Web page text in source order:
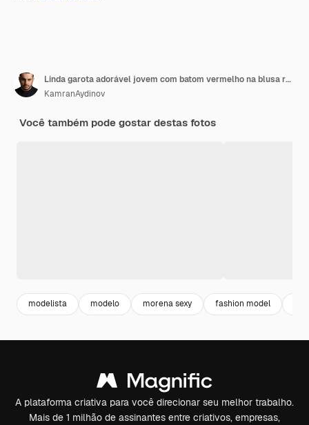
Linda garota adorável jovem com batom vermelho na blusa rosa animada segurando pirulito rosa
KamranAydinov
Você também pode gostar destas fotos
modelista modelo morena sexy fashion model
A plataforma criativa para você direcionar seu melhor trabalho.
Mais de 1 milhão de assinantes entre criativos, empresas,